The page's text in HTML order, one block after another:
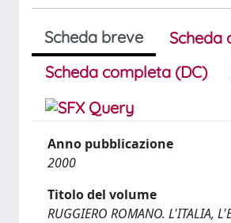
Scheda breve
Scheda
Scheda completa (DC)
Anno pubblicazione
2000
Titolo del volume
RUGGIERO ROMANO. L'ITALIA,